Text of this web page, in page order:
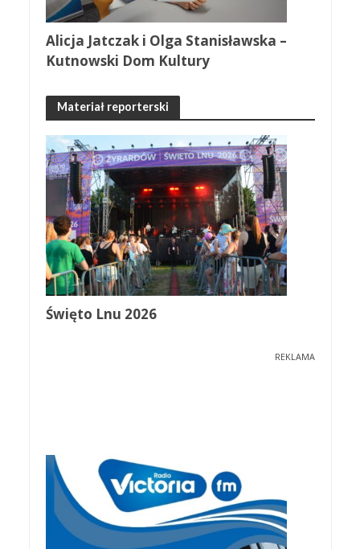
Alicja Jatczak i Olga Stanisławska –
Kutnowski Dom Kultury
Materiał reporterski
Święto Lnu 2026
REKLAMA